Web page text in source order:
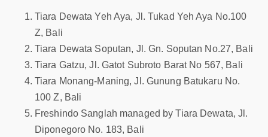
Tiara Dewata Yeh Aya, Jl. Tukad Yeh Aya No.100
Z, Bali
Tiara Dewata Soputan, Jl. Gn. Soputan No.27, Bali
Tiara Gatzu, Jl. Gatot Subroto Barat No 567, Bali
Tiara Monang-Maning, Jl. Gunung Batukaru No.
100 Z, Bali
Freshindo Sanglah managed by Tiara Dewata, Jl.
Diponegoro No. 183, Bali